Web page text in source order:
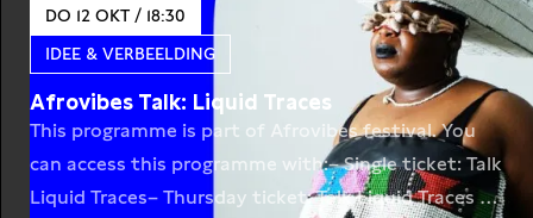
DO 12 OKT / 18:30
IDEE & VERBEELDING
Afrovibes Talk: Liquid Traces
This programme is part of Afrovibes festival. You
can access this programme with:– Single ticket: Talk
Liquid Traces– Thursday ticket: Talk Liquid Traces &